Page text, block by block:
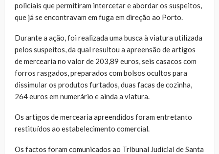
policiais que permitiram intercetar e abordar os suspeitos,
que já se encontravam em fuga em direção ao Porto.
Durante a ação, foi realizada uma busca à viatura utilizada
pelos suspeitos, da qual resultou a apreensão de artigos
de mercearia no valor de 203,89 euros, seis casacos com
forros rasgados, preparados com bolsos ocultos para
dissimular os produtos furtados, duas facas de cozinha,
264 euros em numerário e ainda a viatura.
Os artigos de mercearia apreendidos foram entretanto
restituídos ao estabelecimento comercial.
Os factos foram comunicados ao Tribunal Judicial de Santa